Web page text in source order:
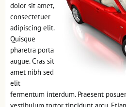
dolor sit amet,
consectetuer
adipiscing elit.
Quisque
pharetra porta
augue. Cras sit
amet nibh sed
elit
fermentum interdum. Praesent